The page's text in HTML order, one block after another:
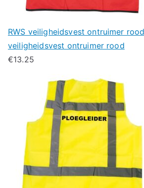
RWS veiligheidsvest ontruimer
veiligheidsvest ontruimer rood
€13.25